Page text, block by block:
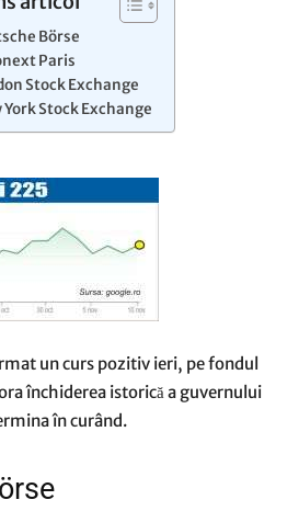
Börse
Paris
Stock Exchange
York Stock Exchange
un curs pozitiv ieri, pe fondul
închiderea istorică a guvernului
în curând.